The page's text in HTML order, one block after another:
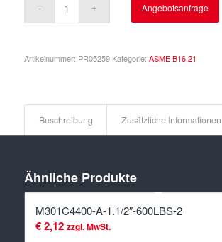
Angebotsanfrage
Artikelnummer: PR05259 Kategorie: ASME B16.21
Beschreibung Zusätzliche Informationen
Ähnliche Produkte
M301C4400-A-1.1/2″-600LBS-2
€2,12 zzgl. MwSt.